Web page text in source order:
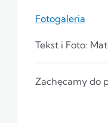
Fotogaleria
Tekst i Foto:
Zachęcamy do